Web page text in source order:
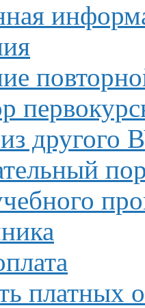
другого
платных